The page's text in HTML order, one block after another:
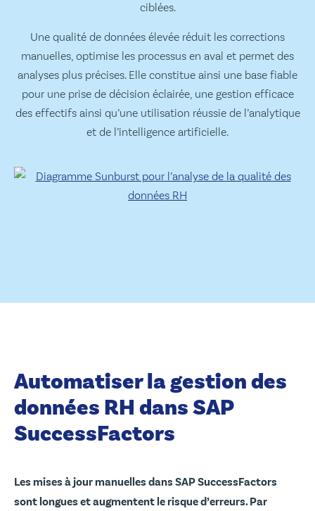
ciblées.
Une qualité de données élevée réduit les corrections
manuelles, optimise les processus en aval et permet des
analyses plus précises. Elle constitue ainsi une base fiable
pour une prise de décision éclairée, une gestion efficace
des effectifs ainsi qu’une utilisation réussie de l’analytique
et de l’intelligence artificielle.
Automatiser la gestion des
données RH dans SAP
SuccessFactors
Les mises à jour manuelles dans SAP SuccessFactors
sont longues et augmentent le risque d’erreurs. Par